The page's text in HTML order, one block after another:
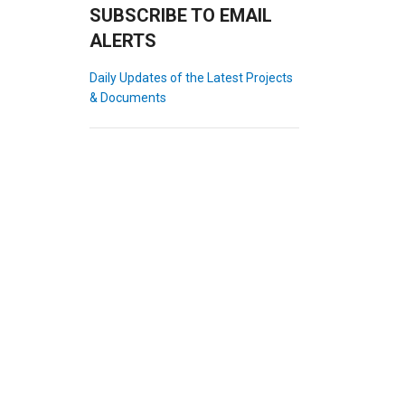
SUBSCRIBE TO EMAIL
ALERTS
Daily Updates of the Latest Projects
& Documents